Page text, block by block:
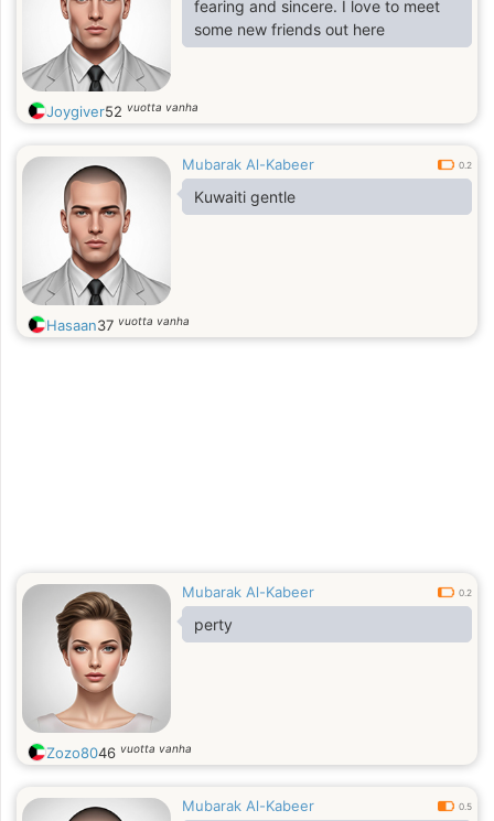
fearing and sincere. I love to meet
some new friends out here
Joygiver52 vuotta vanha
Mubarak Al-Kabeer 0.2
Kuwaiti gentle
Hasaan37 vuotta vanha
Mubarak Al-Kabeer 0.2
perty
Zozo8046 vuotta vanha
Mubarak Al-Kabeer 0.5